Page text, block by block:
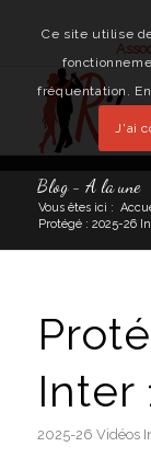
Blog - A la une
Vous êtes ici :
Protégé : 2025-26
Inter
2025-26 Vidéos
Ce site utilise
fréquentation.
J'ai